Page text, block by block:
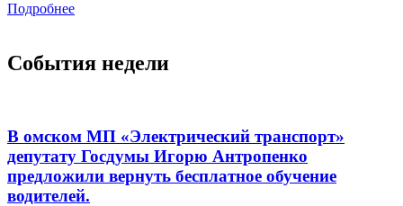
Подробнее
События недели
В омском МП «Электрический транспорт»
депутату Госдумы Игорю Антропенко
предложили вернуть бесплатное обучение
водителей.